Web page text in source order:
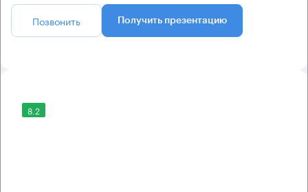
Позвонить Получить презентацию
8.2